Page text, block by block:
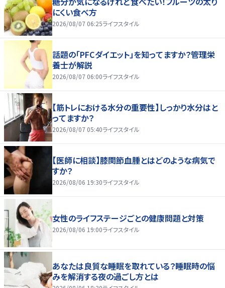
にくい食べ方
2026/08/07 06:25ライフスタイル
話題の「PFCダイエット」を知ってますか？管理栄
養士が解説
2026/08/07 06:00ライフスタイル
【筋トレにおける水分の重要性】しっかり水分はと
ってますか？
2026/08/07 05:40ライフスタイル
【医師に相談】膝関節血腫とはどのような病気で
すか？
2026/08/06 19:30ライフスタイル
女性のライフステージごとの健康問題と対策
2026/08/06 19:00ライフスタイル
あなたは良質な睡眠を取れている？睡眠時の悩
みを解消する夜の過ごし方とは